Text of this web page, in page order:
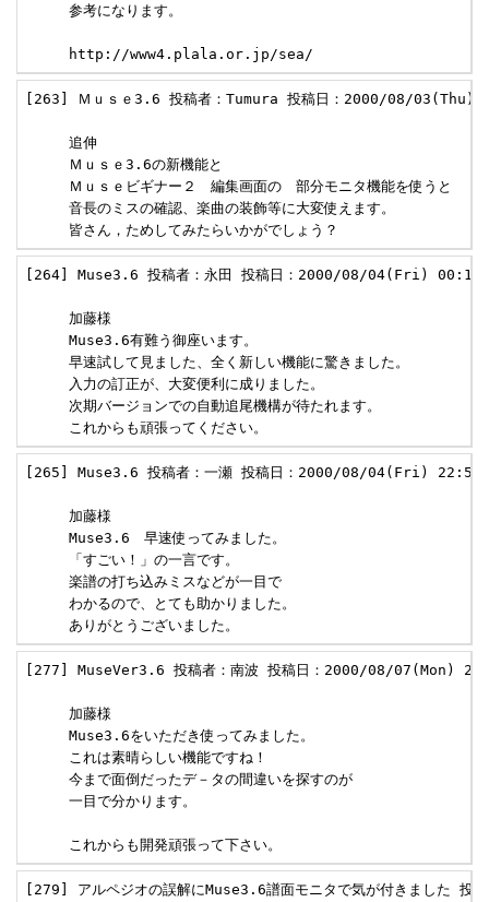
     参考になります。
     http://www4.plala.or.jp/sea/
[263] Ｍｕｓｅ3.6 投稿者：Tumura 投稿日：2000/08/
     追伸
     Ｍｕｓｅ3.6の新機能と
     Ｍｕｓｅビギナー２　編集画面の　部分モニタ機能を使うと
     音長のミスの確認、楽曲の装飾等に大変使えます。
     皆さん，ためしてみたらいかがでしょう？
[264] Muse3.6 投稿者：永田 投稿日：2000/08/04(Fri)
     加藤様
     Muse3.6有難う御座います。
     早速試して見ました、全く新しい機能に驚きました。
     入力の訂正が、大変便利に成りました。
     次期バージョンでの自動追尾機構が待たれます。
     これからも頑張ってください。
[265] Muse3.6 投稿者：一瀬 投稿日：2000/08/04(Fri)
     加藤様
     Muse3.6　早速使ってみました。
     「すごい！」の一言です。
     楽譜の打ち込みミスなどが一目で
     わかるので、とても助かりました。
     ありがとうございました。
[277] MuseVer3.6 投稿者：南波 投稿日：2000/08/07(Mon)
     加藤様
     Muse3.6をいただき使ってみました。
     これは素晴らしい機能ですね！
     今まで面倒だったデ－タの間違いを探すのが
     一目で分かります。
     これからも開発頑張って下さい。
[279] アルペジオの誤解にMuse3.6譜面モニタで気が付きまし